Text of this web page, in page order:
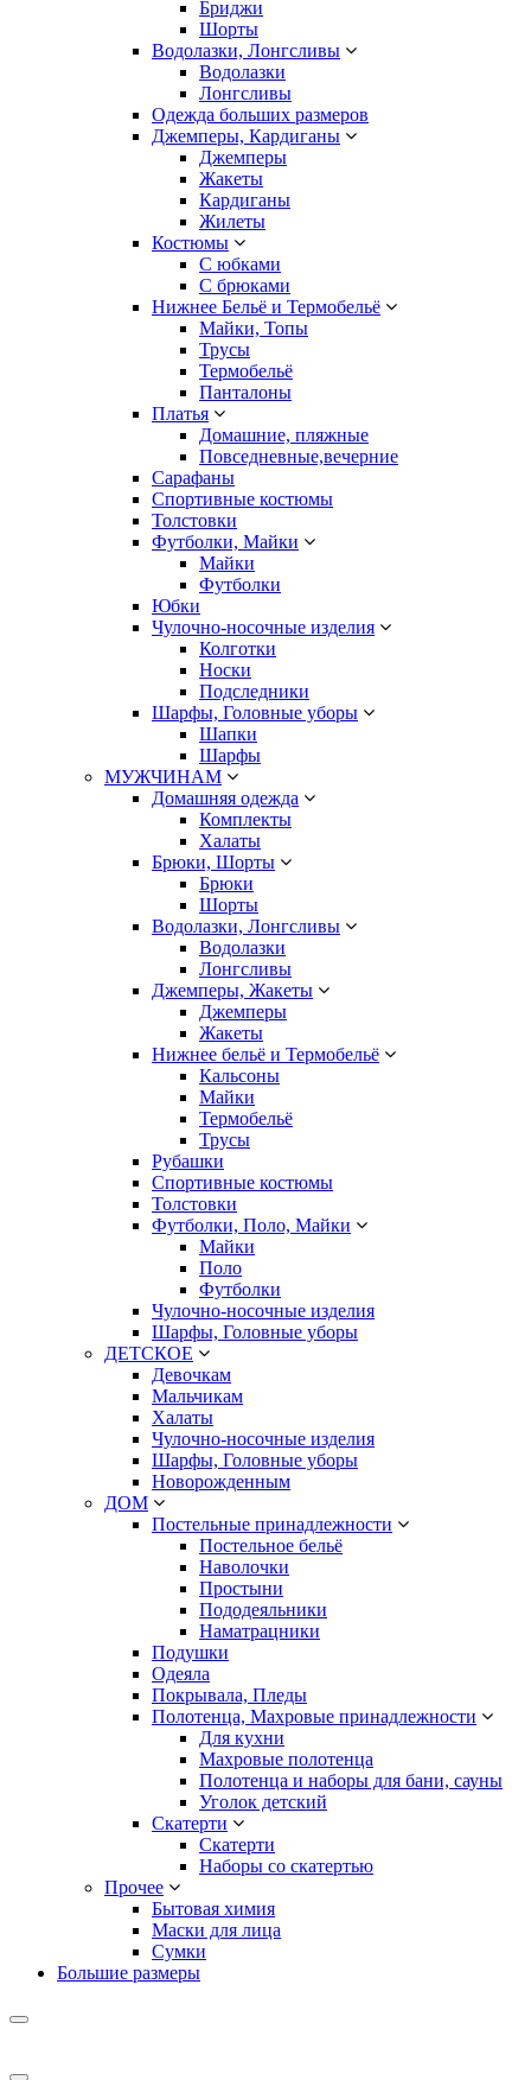
Бриджи
Шорты
Водолазки, Лонгсливы
Водолазки
Лонгсливы
Одежда больших размеров
Джемперы, Кардиганы
Джемперы
Жакеты
Кардиганы
Жилеты
Костюмы
С юбками
С брюками
Нижнее Бельё и Термобельё
Майки, Топы
Трусы
Термобельё
Панталоны
Платья
Домашние, пляжные
Повседневные,вечерние
Сарафаны
Спортивные костюмы
Толстовки
Футболки, Майки
Майки
Футболки
Юбки
Чулочно-носочные изделия
Колготки
Носки
Подследники
Шарфы, Головные уборы
Шапки
Шарфы
МУЖЧИНАМ
Домашняя одежда
Комплекты
Халаты
Брюки, Шорты
Брюки
Шорты
Водолазки, Лонгсливы
Водолазки
Лонгсливы
Джемперы, Жакеты
Джемперы
Жакеты
Нижнее бельё и Термобельё
Кальсоны
Майки
Термобельё
Трусы
Рубашки
Спортивные костюмы
Толстовки
Футболки, Поло, Майки
Майки
Поло
Футболки
Чулочно-носочные изделия
Шарфы, Головные уборы
ДЕТСКОЕ
Девочкам
Мальчикам
Халаты
Чулочно-носочные изделия
Шарфы, Головные уборы
Новорожденным
ДОМ
Постельные принадлежности
Постельное бельё
Наволочки
Простыни
Пододеяльники
Наматрацники
Подушки
Одеяла
Покрывала, Пледы
Полотенца, Махровые принадлежности
Для кухни
Махровые полотенца
Полотенца и наборы для бани, сауны
Уголок детский
Скатерти
Скатерти
Наборы со скатертью
Прочее
Бытовая химия
Маски для лица
Сумки
Большие размеры